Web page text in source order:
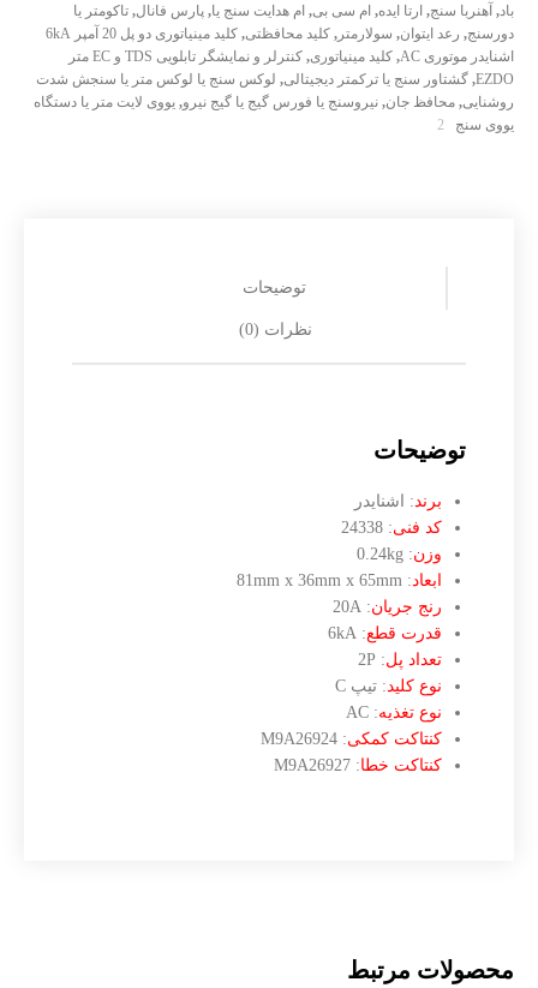
باد, آهنربا سنج, ارتا ایده, ام سی بی, ام هدایت سنج یا, پارس فانال, تاکومتر یا
دورسنج, رعد ایتوان, سولارمتر , کلید محافظتی,
کلید مينياتوری دو پل 20 آمپر 6kA
اشنایدر موتوری AC
, کلید مینیاتوری,
کنترلر و نمایشگر تابلویی TDS و EC متر
EZDO
, گشتاور سنج یا ترکمتر دیجیتالی, لوکس سنج یا لوکس متر یا سنجش شدت
روشنایی, محافظ جان, نیروسنج یا فورس گیج یا گیج نیرو, یووی لایت متر یا دستگاه
یووی سنج
توضیحات
نظرات (0)
توضیحات
برند : اشنایدر
کد فنی: 24338
وزن: 0.24kg
ابعاد : 81mm x 36mm x 65mm
رنج جریان: 20A
قدرت قطع: 6kA
تعداد پل: 2P
نوع کلید : تیپ C
نوع تغذیه: AC
کنتاکت کمکی: M9A26924
کنتاکت خطا: M9A26927
محصولات مرتبط